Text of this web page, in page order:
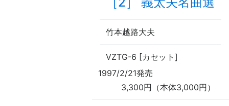
竹本越路大夫
VZTG-6 [カセット]
1997/2/21発売
3,300円（本体3,000円）